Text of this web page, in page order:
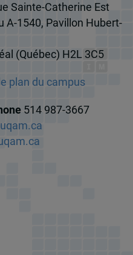
Sainte-Catherine Est
A-1540, Pavillon Hubert-
(Québec) H2L 3C5
plan du campus
514 987-3667